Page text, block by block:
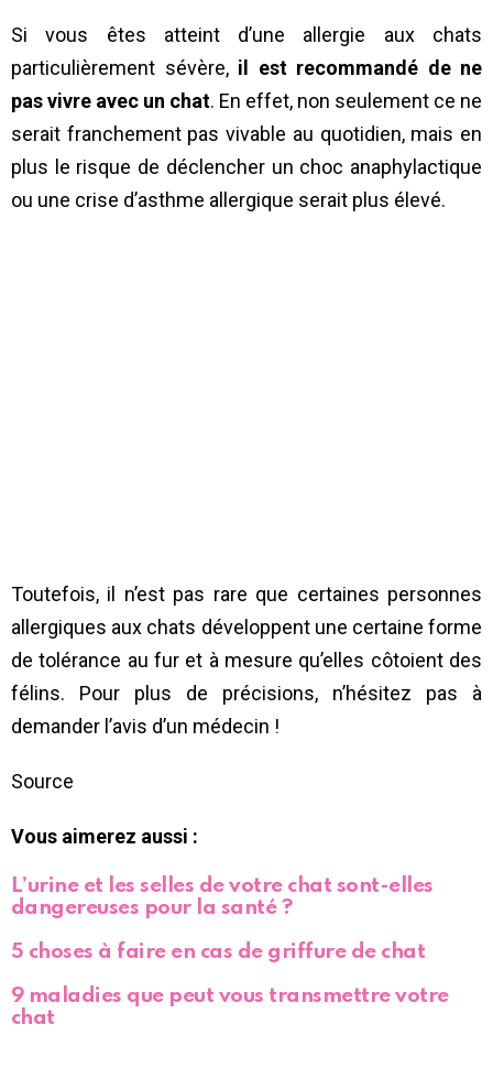
Si vous êtes atteint d’une allergie aux chats
particulièrement sévère,il est recommandé de ne
pas vivre avec un chat. En effet, non seulement ce ne
serait franchement pas vivable au quotidien, mais en
plus le risque de déclencher un choc anaphylactique
ou une crise d’asthme allergique serait plus élevé.
Toutefois, il n’est pas rare que certaines personnes
allergiques aux chats développent une certaine forme
de tolérance au fur et à mesure qu’elles côtoient des
félins. Pour plus de précisions, n’hésitez pas à
demander l’avis d’un médecin !
Source
Vous aimerez aussi :
L’urine et les selles de votre chat sont-elles
dangereuses pour la santé ?
5 choses à faire en cas de griffure de chat
9 maladies que peut vous transmettre votre
chat